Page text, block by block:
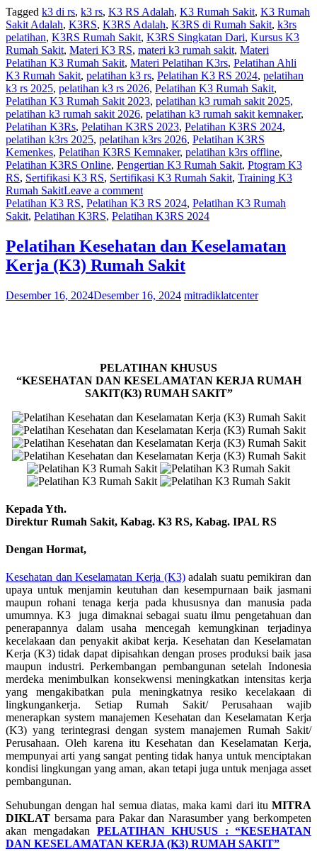
Tagged k3 di rs, k3 rs, K3 RS Adalah, K3 Rumah Sakit, K3 Rumah
Sakit Adalah, K3RS, K3RS Adalah, K3RS di Rumah Sakit, k3rs
pelatihan, K3RS Rumah Sakit, K3RS Singkatan Dari, Kursus K3
Rumah Sakit, Materi K3 RS, materi k3 rumah sakit, Materi
Pelatihan K3 Rumah Sakit, Materi Pelatihan K3rs, Pelatihan Ahli
K3 Rumah Sakit, pelatihan k3 rs, Pelatihan K3 RS 2024, pelatihan
k3 rs 2025, pelatihan k3 rs 2026, Pelatihan K3 Rumah Sakit,
Pelatihan K3 Rumah Sakit 2023, pelatihan k3 rumah sakit 2025,
pelatihan k3 rumah sakit 2026, pelatihan k3 rumah sakit kemnaker,
Pelatihan K3Rs, Pelatihan K3RS 2023, Pelatihan K3RS 2024,
pelatihan k3rs 2025, pelatihan k3rs 2026, Pelatihan K3RS
Kemenkes, Pelatihan K3RS Kemnaker, pelatihan k3rs offline,
Pelatihan K3RS Online, Pengertian K3 Rumah Sakit, Ptogram K3
RS, Sertifikasi K3 RS, Sertifikasi K3 Rumah Sakit, Training K3
Rumah SakitLeave a comment
Pelatihan K3 RS, Pelatihan K3 RS 2024, Pelatihan K3 Rumah
Sakit, Pelatihan K3RS, Pelatihan K3RS 2024
Pelatihan Kesehatan dan Keselamatan
Kerja (K3) Rumah Sakit
Desember 16, 2024Desember 16, 2024 mitradiklatcenter
PELATIHAN KHUSUS
“KESEHATAN DAN KESELAMATAN KERJA RUMAH
SAKIT(K3) RUMAH SAKIT”
Kepada Yth.
Direktur Rumah Sakit, Kabag. K3 RS, Kabag. IPAL RS
Dengan Hormat,
Kesehatan dan Keselamatan Kerja (K3)adalah suatu pemikiran dan
upaya untuk menjamin keutuhan dan kesempurnaan baik jasmani
maupun rohani tenaga kerja pada khususnya dan manusia pada
umumnya. K3 juga dimaknai sebagai suatu ilmu pengetahuan dan
penerapannya dalam usaha mencegah kemungkinan terjadinya
kecelakaan dan penyakit akibat kerja. Kesehatan dan Keselamatan
Kerja (K3) tidak dapat dipisahkan dengan proses produksi baik jasa
maupun industri. Perkembangan pembangunan setelah Indonesia
merdeka menimbulkan konsekwensi meningkatkan intensitas kerja
yang mengakibatkan pula meningkatnya resiko kecelakaan di
lingkungankerja. Setiap Rumah Sakit/ Perusahaan wajib
menerapkan system manajemen Kesehatan dan Keselamatan Kerja
(K3) yang terintegrasi dengan system manajemen Rumah Sakit/
Perusahaan. Oleh karena itu Kesehatan dan Keselamatan Kerja,
mempunyai arti yang sangat penting tidak hanya untuk menciptakan
kondisi lingkungan yang aman, akan tetapi juga untuk menjaga asset
pembangunan.
Sehubungan dengan hal semua diatas, maka kami dari itu MITRA
DIKLAT bersama para Pakar dan Narasumber yang berkompeten
akan mengadakan PELATIHAN KHUSUS : “KESEHATAN
DAN KESELAMATAN KERJA (K3) RUMAH SAKIT”